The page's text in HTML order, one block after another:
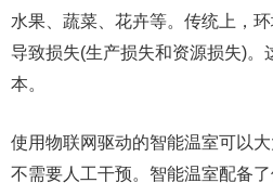
水果、蔬菜、花卉等。传统上，
导致损失(生产损失和资源损失)。
本。
使用物联网驱动的智能温室可以
不需要人工干预。智能温室配备